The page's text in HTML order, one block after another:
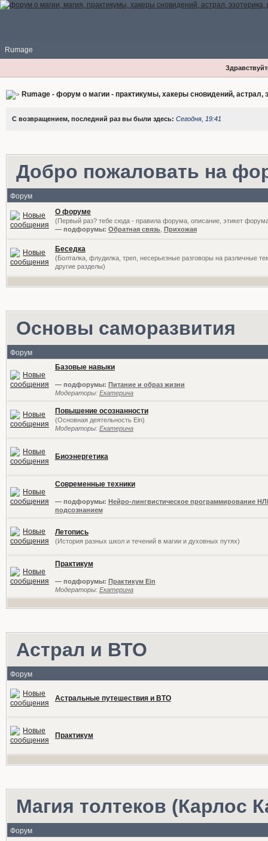
Rumage
Rumage - форум о магии - практикумы, хакеры сновидений, астрал,
С возвращением, последний раз вы были здесь: Сегодня, 19:41
Добро пожаловать на
Форум
О форуме
(Первый раз? тебе сюда - правила форума, описание, этикет
— подфорумы: Обратная связь, Прихожая
Беседка
(Болталка, флудилка, треп, несерьезные разговоры на различные
другие разделы)
Основы саморазвития
Форум
Базовые навыки
— подфорумы: Питание и образ жизни
Модераторы: Екатерина
Повышение осознанности
(Основная деятельность Ein)
Модераторы: Екатерина
Биоэнергетика
Современные техники
— подфорумы: Нейро-лингвистическое программирование
подсознанием
Летопись
(История разных школ и течений в магии и духовных путях)
Практикум
— подфорумы: Практикум Ein
Модераторы: Екатерина
Астрал и ВТО
Форум
Астральные путешествия и ВТО
Практикум
Магия толтеков (Карлос
Форум